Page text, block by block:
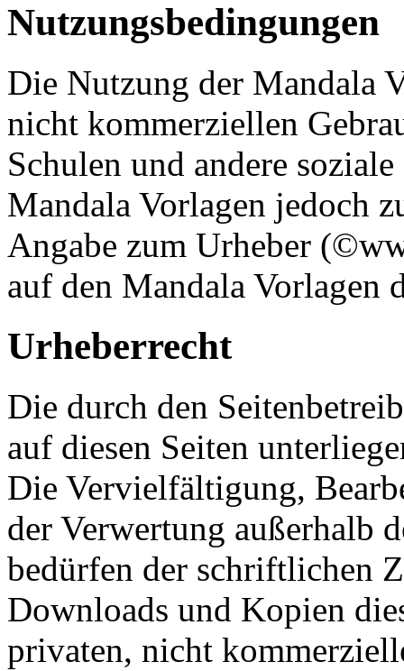
Nutzungsbedingungen
Die Nutzung der Mandala
nicht kommerziellen
Schulen und andere
Mandala Vorlagen jedoch
Angabe zum Urheber
auf den Mandala Vorlagen
Urheberrecht
Die durch den
auf diesen Seiten
Die Vervielfältigung,
der Verwertung außerhalb
bedürfen der schriftlichen
Downloads und Kopien
privaten, nicht